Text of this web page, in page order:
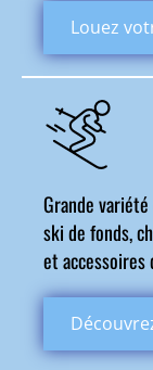
Louez
Grande
ski de fonds,
et accessoires